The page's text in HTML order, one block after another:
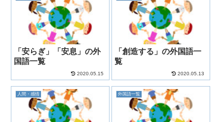
「安らぎ」「安息」の外
国語一覧
2020.05.15
「創造する」の外国語一
覧
2020.05.13
人間・感情 外国語一覧